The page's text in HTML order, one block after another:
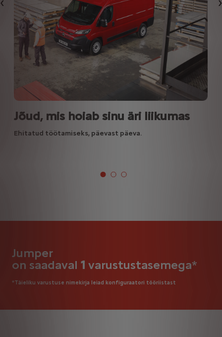
Eelmine
Jõud, mis hoiab sinu äri liikumas
Ehitatud töötamiseks, päevast päeva.
Jumper
on saadaval 1 varustustasemega*
*Täieliku varustuse nimekirja leiad konfiguraatori tööriistast